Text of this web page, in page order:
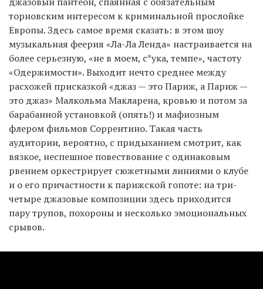
торновским интересом к криминальной прослойке
Европы. Здесь самое время сказать: в этом шоу
музыкальная феерия «Ла-Ла Ленда» настраивается на
более серьезную, «не в моем, с*ука, темпе», частоту
«Одержимости». Выходит нечто среднее между
расхожей присказкой «джаз — это Париж, а Париж —
это джаз» Малкольма Макларена, кровью и потом за
барабанной установкой (опять!) и мафиозным
флером фильмов Соррентино. Такая часть
аудитории, вероятно, с придыханием смотрит, как
вязкое, неспешное повествование с одинаковым
рвением оркестрирует сюжетными линиями о клубе
и о его причастности к парижской гопоте: на три-
четыре джазовые композиции здесь приходится
пару трупов, похороны и несколько эмоциональных
срывов.